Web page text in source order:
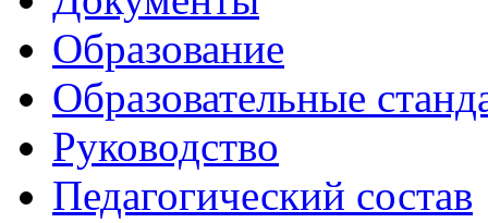
Образование
Образовательные
Руководство
Педагогический состав